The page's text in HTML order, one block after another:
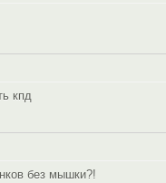
кпд
без мышки?!